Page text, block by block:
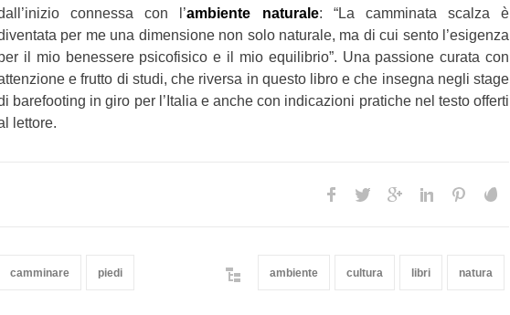
connessa con l’ambiente naturale: “La camminata scalza è
per me una dimensione non solo naturale, ma di cui sento l’esigenza
il mio benessere psicofisico e il mio equilibrio”. Una passione curata con
e frutto di studi, che riversa in questo libro e che insegna negli stage
barefooting in giro per l’Italia e anche con indicazioni pratiche nel testo offerti
lettore.
camminare piedi ambiente cultura libri natura